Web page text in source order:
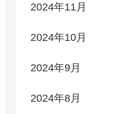
2024年11月
2024年10月
2024年9月
2024年8月